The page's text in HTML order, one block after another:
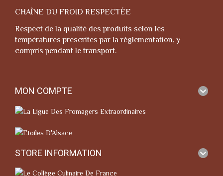
CHAÎNE DU FROID RESPECTÉE
Respect de la qualité des produits selon les
températures prescrites par la réglementation, y
compris pendant le transport.
MON COMPTE
STORE INFORMATION